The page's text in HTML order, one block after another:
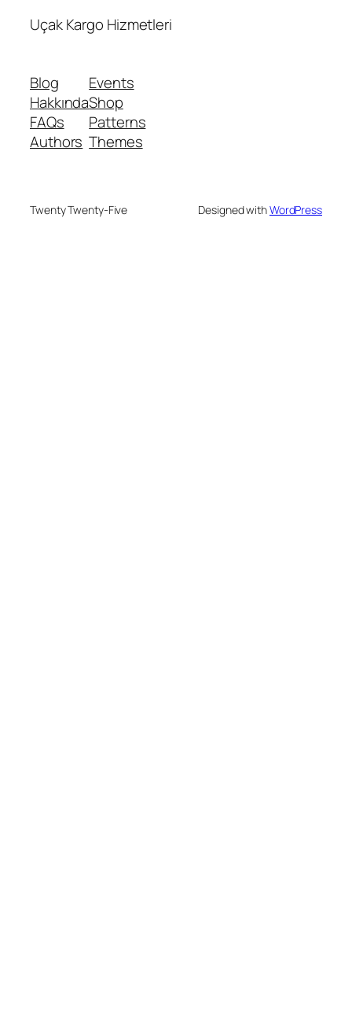
Uçak Kargo Hizmetleri
Blog
Hakkında
FAQs
Authors
Events
Shop
Patterns
Themes
Twenty Twenty-Five Designed withWordPress